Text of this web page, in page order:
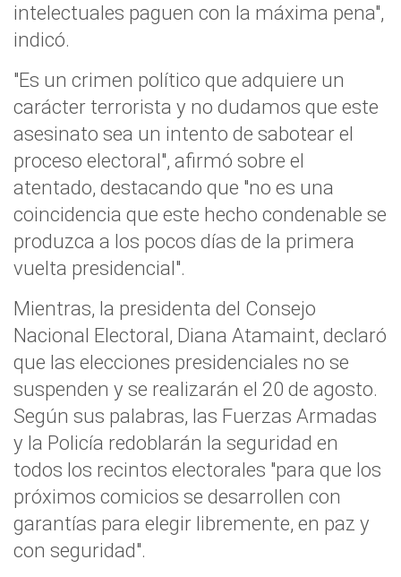
intelectuales paguen con la máxima pena",
indicó.
"Es un crimen político que adquiere un
carácter terrorista y no dudamos que este
asesinato sea un intento de sabotear el
proceso electoral", afirmó sobre el
atentado, destacando que "no es una
coincidencia que este hecho condenable se
produzca a los pocos días de la primera
vuelta presidencial".
Mientras, la presidenta del Consejo
Nacional Electoral, Diana Atamaint, declaró
que las elecciones presidenciales no se
suspenden y se realizarán el 20 de agosto.
Según sus palabras, las Fuerzas Armadas
y la Policía redoblarán la seguridad en
todos los recintos electorales "para que los
próximos comicios se desarrollen con
garantías para elegir libremente, en paz y
con seguridad".